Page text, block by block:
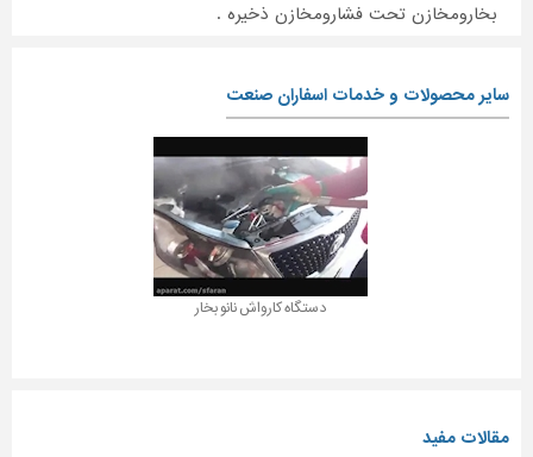
بخارومخازن تحت فشارومخازن ذخیره .
سایر محصولات و خدمات اسفاران صنعت
دستگاه کارواش نانو بخار
مقالات مفید